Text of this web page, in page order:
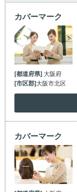
カバーマーク
[都道府県] 大阪府
[市区郡] 大阪市北区
カバーマーク